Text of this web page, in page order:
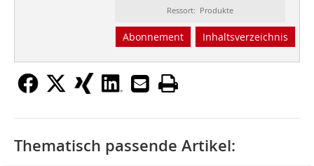
Ressort: Produkte
Abonnement Inhaltsverzeichnis
Thematisch passende Artikel: